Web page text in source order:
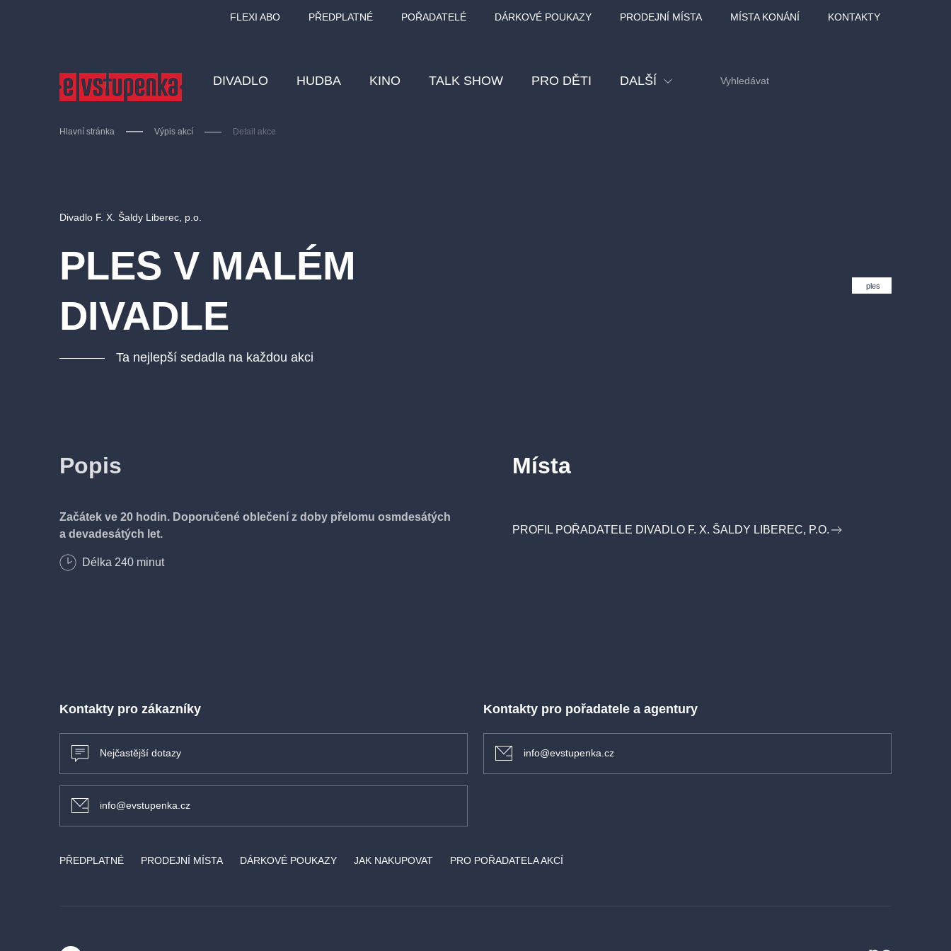
FLEXI ABO PŘEDPLATNÉ POŘADATELÉ DÁRKOVÉ POUKAZY PRODEJNÍ MÍSTA MÍSTA KONÁNÍ KONTAKTY
DIVADLO HUDBA KINO TALK SHOW PRO DĚTI DALŠÍ
Hlavní stránka Výpis akcí Detail akce
Divadlo F. X. Šaldy Liberec, p.o.
PLES V MALÉM
DIVADLE
Ta nejlepší sedadla na každou akci
ples
Popis
Začátek ve 20 hodin. Doporučené oblečení z doby přelomu osmdesátých
a devadesátých let.
Délka 240 minut
Místa
PROFIL POŘADATELE DIVADLO F. X. ŠALDY LIBEREC, P.O.
Kontakty pro zákazníky
Nejčastější dotazy
info@evstupenka.cz
Kontakty pro pořadatele a agentury
info@evstupenka.cz
PŘEDPLATNÉ PRODEJNÍ MÍSTA DÁRKOVÉ POUKAZY JAK NAKUPOVAT PRO POŘADATELA AKCÍ
divadlo premiéra klasickáhudba